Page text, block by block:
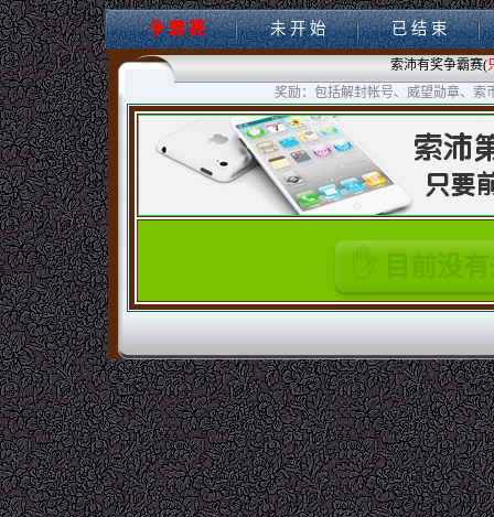
争 霸 赛 未 开 始 已 结 束
索沛有奖争霸赛(
奖励：包括解封帐号、威望勋章、索